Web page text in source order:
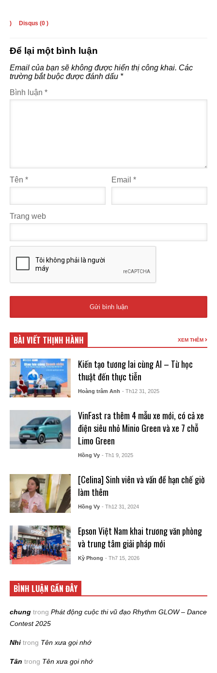
) Disqus (0 )
Để lại một bình luận
Email của bạn sẽ không được hiển thị công khai. Các
trường bắt buộc được đánh dấu *
Bình luận *
Tên * Email*
Trang web
BÀI VIẾT THỊNH HÀNH XEM THÊM
Kiến tạo tương lai cùng AI – Từ học
thuật đến thực tiễn
Hoàng trâm Anh - Th12 31, 2025
VinFast ra thêm 4 mẫu xe mới, có cả xe
điện siêu nhỏ Minio Green và xe 7 chỗ
Limo Green
Hồng Vy - Th1 9, 2025
[Celina] Sinh viên và vấn đề hạn chế giờ
làm thêm
Hồng Vy - Th12 31, 2024
Epson Việt Nam khai trương văn phòng
và trung tâm giải pháp mới
Kỳ Phong - Th7 15, 2026
BÌNH LUẬN GẦN ĐÂY
chung trong Phát động cuộc thi vũ đạo Rhythm GLOW – Dance
Contest 2025
Nhi trong Tên xưa gọi nhớ
Tân trong Tên xưa gọi nhớ